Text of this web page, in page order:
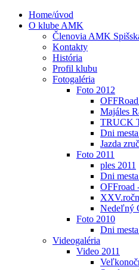
Home/úvod
O klube AMK
Členovia AMK
Kontakty
História
Profil klubu
Fotogaléria
Foto 2012
Majáles
TRUCK
Dni
Jazda
Foto 2011
ples 2011
Dni
OFFroad
Nedeľný
Foto 2010
Dni
Videogaléria
Video 2011